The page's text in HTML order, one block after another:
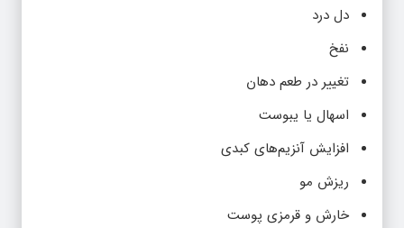
دل درد
نفخ
تغییر در طعم دهان
اسهال یا یبوست
افزایش آنزیم‌های کبدی
ریزش مو
خارش و قرمزی پوست